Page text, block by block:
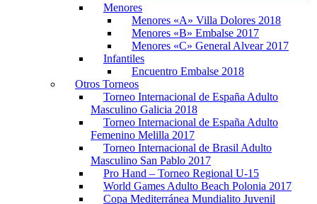
Menores
Menores «A» Villa Dolores 2018
Menores «B» Embalse 2017
Menores «C» General Alvear 2017
Infantiles
Encuentro Embalse 2018
Otros Torneos
Torneo Internacional de España Adulto
Masculino Galicia 2018
Torneo Internacional de España Adulto
Femenino Melilla 2017
Torneo Internacional de Brasil Adulto
Masculino San Pablo 2017
Pro Hand – Torneo Regional U-15
World Games Adulto Beach Polonia 2017
Copa Mediterránea Mundialito Juvenil